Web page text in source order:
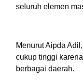
seluruh elemen
Menurut Aipda
cukup tinggi
berbagai daerah.